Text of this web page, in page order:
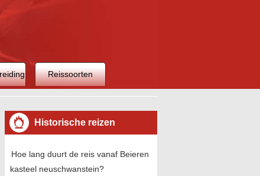
Reissoorten
Historische reizen
Hoe lang duurt de reis vanaf Beieren
kasteel neuschwanstein?